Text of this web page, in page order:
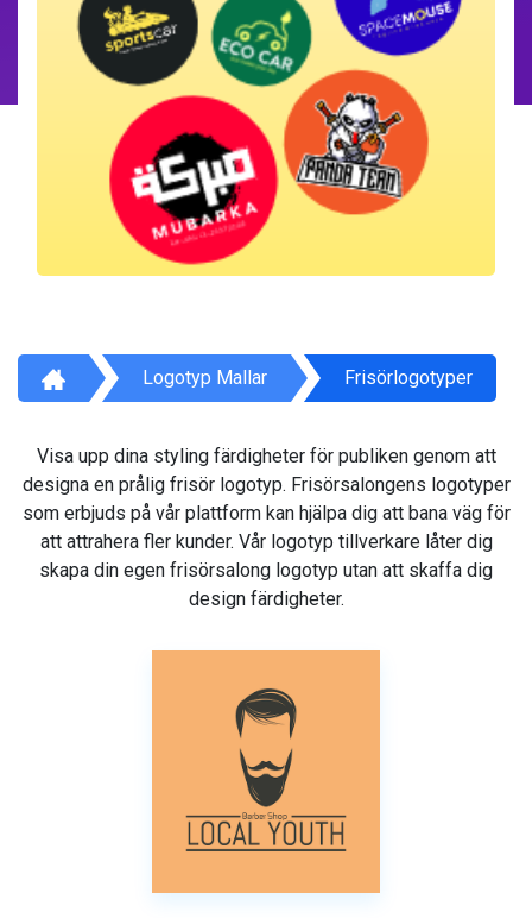
Logotyp Mallar Frisörlogotyper
Visa upp dina styling färdigheter för publiken genom att
designa en prålig frisör logotyp. Frisörsalongens logotyper
som erbjuds på vår plattform kan hjälpa dig att bana väg för
att attrahera fler kunder. Vår logotyp tillverkare låter dig
skapa din egen frisörsalong logotyp utan att skaffa dig
design färdigheter.